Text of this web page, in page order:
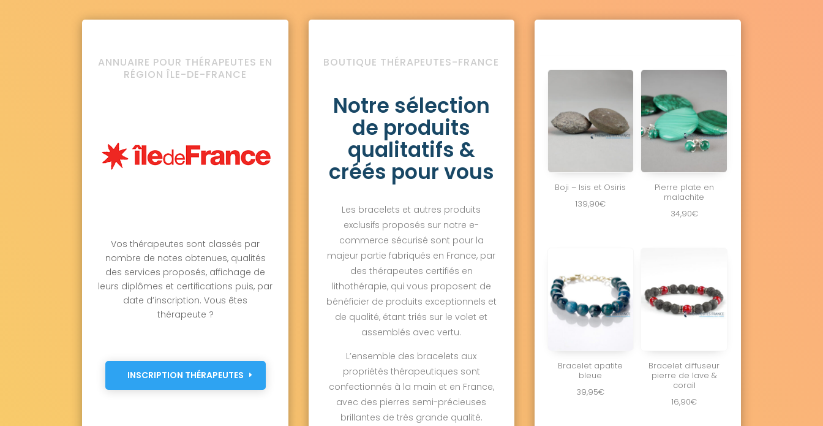
ANNUAIRE POUR THÉRAPEUTES EN
RÉGION ÎLE-DE-FRANCE
Vos thérapeutes sont classés par
nombre de notes obtenues, qualités
des services proposés, affichage de
leurs diplômes et certifications puis, par
date d’inscription. Vous êtes
thérapeute ?
INSCRIPTION THÉRAPEUTES
BOUTIQUE THÉRAPEUTES-FRANCE
Notre sélection
de produits
qualitatifs &
créés pour vous
Les bracelets et autres produits
exclusifs proposés sur notre e-
commerce sécurisé sont pour la
majeur partie fabriqués en France, par
des thérapeutes certifiés en
lithothérapie, qui vous proposent de
bénéficier de produits exceptionnels et
de qualité, étant triés sur le volet et
assemblés avec vertu.
L’ensemble des bracelets aux
propriétés thérapeutiques sont
confectionnés à la main et en France,
avec des pierres semi-précieuses
brillantes de très grande qualité.
Boji – Isis et Osiris
139,90€
Pierre plate en
malachite
34,90€
Bracelet apatite
bleue
39,95€
Bracelet diffuseur
pierre de lave &
corail
16,90€